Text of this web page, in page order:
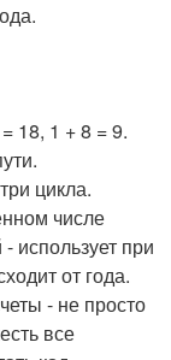
18, 1 + 8 = 9.
цикла.
числе
использует при
от года.
- не просто
все